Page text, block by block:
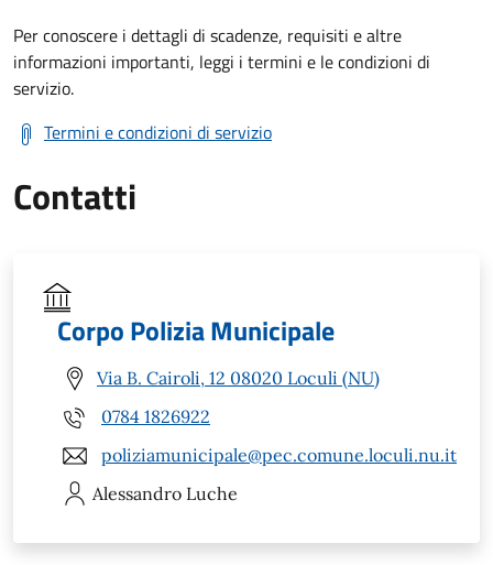
Per conoscere i dettagli di scadenze, requisiti e altre
informazioni importanti, leggi i termini e le condizioni di
servizio.
Termini e condizioni di servizio
Contatti
Corpo Polizia Municipale
Via B. Cairoli, 12 08020 Loculi (NU)
0784 1826922
poliziamunicipale@pec.comune.loculi.nu.it
Alessandro Luche